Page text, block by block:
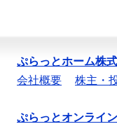
ぷらっとホーム株
会社概要
株主・
ぷらっとオンライン